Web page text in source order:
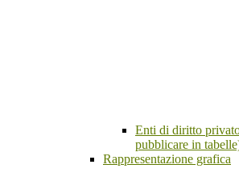
Enti di diritto
pubblicare in
Rappresentazione grafica